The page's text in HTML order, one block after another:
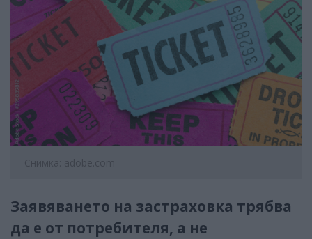
Снимка: adobe.com
Заявяването на застраховка трябва
да е от потребителя, а не